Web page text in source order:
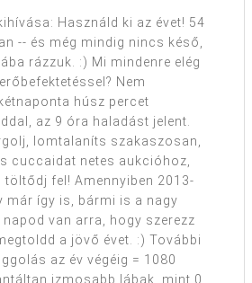
Használd ki az évet! 54
-- és még mindig nincs késő,
rázzuk. :) Mi mindenre elég
Nem
húsz percet
az 9 óra haladást jelent.
lomtalaníts szakaszosan,
cuccaidat netes aukcióhoz,
töltődj fel! Amennyiben 2013-
már így is, bármi is a nagy
napod van arra, hogy szerezz
a jövő évet. :) További
az év végéig = 1080
izmosabb lábak, mint 0